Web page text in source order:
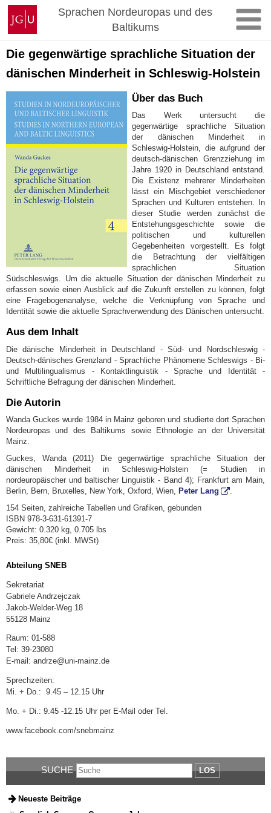
Zum
Inhalt
springen
Johannes
Gutenberg-
Universität
Mainz
Sprachen Nordeuropas und des
Baltikums
Die gegenwärtige sprachliche Situation der
dänischen Minderheit in Schleswig-Holstein
Über das Buch
Das Werk untersucht die
gegenwärtige sprachliche Situation
der dänischen Minderheit in
Schleswig-Holstein, die aufgrund der
deutsch-dänischen Grenzziehung im
Jahre 1920 in Deutschland entstand.
Die Existenz mehrerer Minderheiten
lässt ein Mischgebiet verschiedener
Sprachen und Kulturen entstehen. In
dieser Studie werden zunächst die
Entstehungsgeschichte sowie die
politischen und kulturellen
Gegebenheiten vorgestellt. Es folgt
die Betrachtung der vielfältigen
sprachlichen Situation
Südschleswigs. Um die aktuelle Situation der dänischen Minderheit zu
erfassen sowie einen Ausblick auf die Zukunft erstellen zu können, folgt
eine Fragebogenanalyse, welche die Verknüpfung von Sprache und
Identität sowie die aktuelle Sprachverwendung des Dänischen untersucht.
Aus dem Inhalt
Die dänische Minderheit in Deutschland - Süd- und Nordschleswig -
Deutsch-dänisches Grenzland - Sprachliche Phänomene Schleswigs - Bi-
und Multilingualismus - Kontaktlinguistik - Sprache und Identität -
Schriftliche Befragung der dänischen Minderheit.
Die Autorin
Wanda Guckes wurde 1984 in Mainz geboren und studierte dort Sprachen
Nordeuropas und des Baltikums sowie Ethnologie an der Universität
Mainz.
Guckes, Wanda (2011) Die gegenwärtige sprachliche Situation der
dänischen Minderheit in Schleswig-Holstein (= Studien in
nordeuropäischer und baltischer Linguistik - Band 4); Frankfurt am Main,
Berlin, Bern, Bruxelles, New York, Oxford, Wien, Peter Lang
.
154 Seiten, zahlreiche Tabellen und Grafiken, gebunden
ISBN 978-3-631-61391-7
Gewicht: 0.320 kg, 0.705 lbs
Preis: 35,80€ (inkl. MWSt)
Abteilung SNEB
Sekretariat
Gabriele Andrzejczak
Jakob-Welder-Weg 18
55128 Mainz
Raum: 01-588
Tel: 39-23080
E-mail: andrze@uni-mainz.de
Sprechzeiten:
Mi. + Do.: 9.45 – 12.15 Uhr
Mo. + Di.: 9.45 -12.15 Uhr per E-Mail oder Tel.
www.facebook.com/snebmainz
SUCHE LOS
Neueste Beiträge